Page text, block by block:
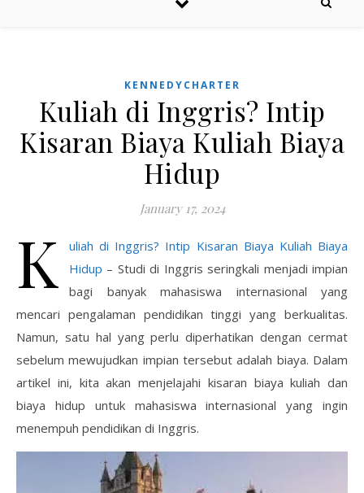
KENNEDYCHARTER
Kuliah di Inggris? Intip
Kisaran Biaya Kuliah Biaya
Hidup
January 17, 2024
K
uliah di Inggris? Intip Kisaran Biaya Kuliah Biaya
Hidup – Studi di Inggris seringkali menjadi impian
bagi banyak mahasiswa internasional yang
mencari pengalaman pendidikan tinggi yang berkualitas.
Namun, satu hal yang perlu diperhatikan dengan cermat
sebelum mewujudkan impian tersebut adalah biaya. Dalam
artikel ini, kita akan menjelajahi kisaran biaya kuliah dan
biaya hidup untuk mahasiswa internasional yang ingin
menempuh pendidikan di Inggris.